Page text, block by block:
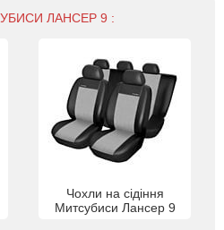
ЛАНСЕР 9 :
Чохли на сідіння
Митсубиси Лансер 9